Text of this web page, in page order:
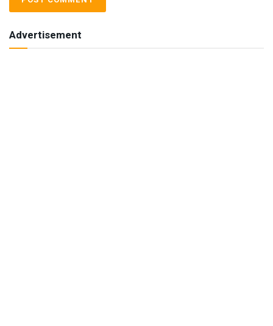
Advertisement